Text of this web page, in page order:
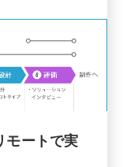
モートで実